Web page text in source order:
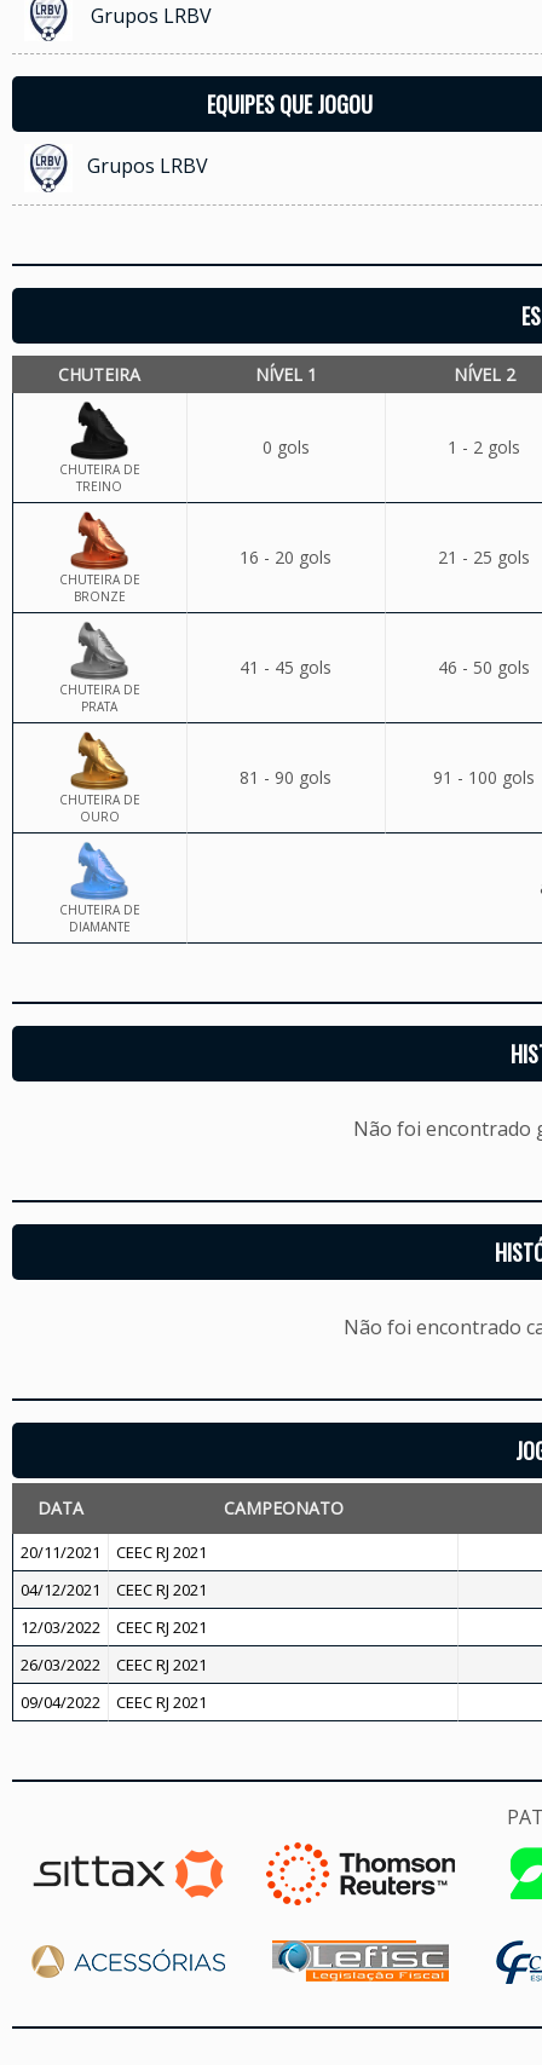
Grupos LRBV
EQUIPES QUE JOGOU
Grupos LRBV
CHUTEIRA NÍVEL 1 NÍVEL 2
CHUTEIRA DE
TREINO
0 gols 1 - 2 gols
CHUTEIRA DE
BRONZE
16 - 20 gols 21 - 25 gols
CHUTEIRA DE
PRATA
41 - 45 gols 46 - 50 gols
CHUTEIRA DE
OURO
81 - 90 gols 91 - 100 gols
CHUTEIRA DE
DIAMANTE
Não foi encontrado
Não foi encontrado
DATA CAMPEONATO
20/11/2021
CEEC RJ 2021
04/12/2021
CEEC RJ 2021
12/03/2022
CEEC RJ 2021
26/03/2022
CEEC RJ 2021
09/04/2022
CEEC RJ 2021